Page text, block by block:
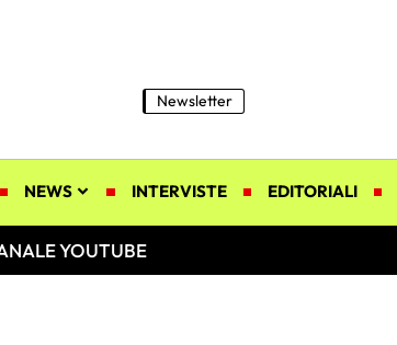
Newsletter
NEWS INTERVISTE EDITORIALI
YOUTUBE